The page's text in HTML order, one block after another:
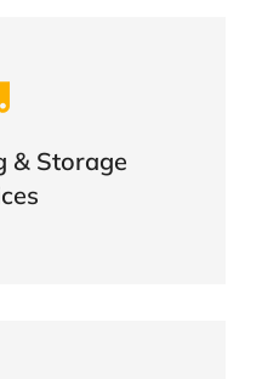
& Storage
your goods